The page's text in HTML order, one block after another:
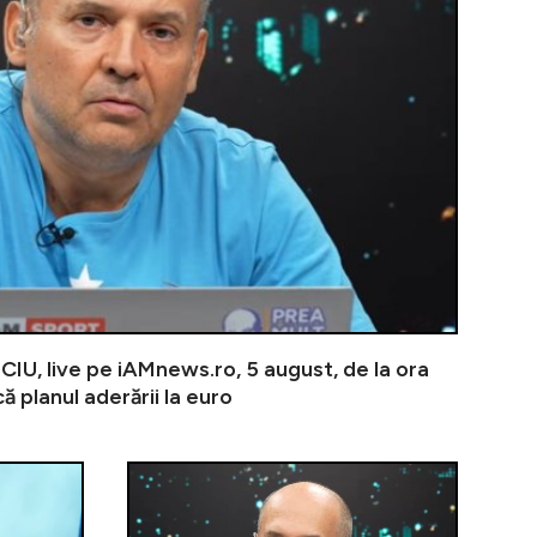
live pe iAMnews.ro, 5 august, de la ora
planul aderării la euro
România Aprinsă”. Bonus pentru prosumatorii
VIDEO | PREA MULT BANCIU, 4 august. ”Safari
VIDEO |